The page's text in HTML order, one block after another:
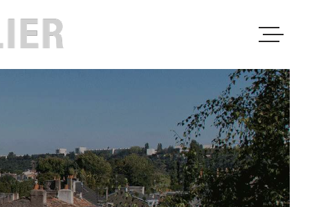
VENTES
LOCATIONS